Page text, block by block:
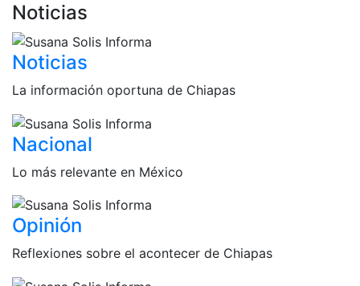
Noticias
Noticias
La información oportuna de Chiapas
Nacional
Lo más relevante en México
Opinión
Reflexiones sobre el acontecer de Chiapas